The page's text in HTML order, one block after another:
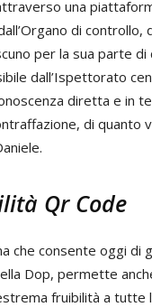
una
di controllo,
per la sua parte
dall’Ispettorato
diretta e in
di quanto
Qr Code
che consente oggi di
Dop, permette
fruibilità a tutte